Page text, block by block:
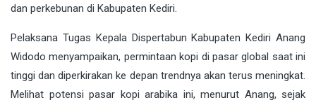
dan perkebunan di Kabupaten Kediri.
Pelaksana Tugas Kepala Dispertabun Kabupaten Kediri Anang
Widodo menyampaikan, permintaan kopi di pasar global saat ini
tinggi dan diperkirakan ke depan trendnya akan terus meningkat.
Melihat potensi pasar kopi arabika ini, menurut Anang, sejak